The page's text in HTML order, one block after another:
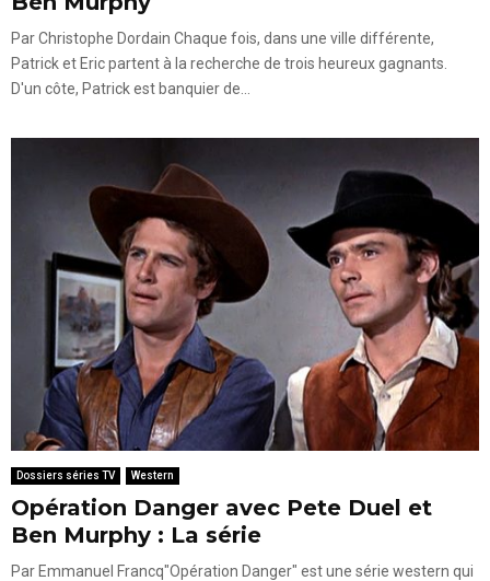
Par Christophe Dordain Chaque fois, dans une ville différente,
Patrick et Eric partent à la recherche de trois heureux gagnants.
D'un côte, Patrick est banquier de...
Dossiers séries TV Western
Opération Danger avec Pete Duel et
Ben Murphy : La série
Par Emmanuel Francq"Opération Danger" est une série western qui